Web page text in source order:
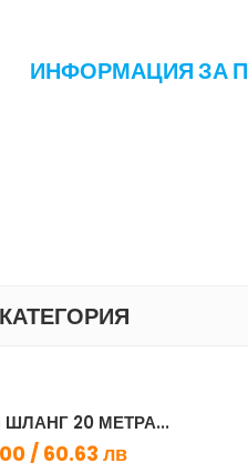
ИНФОРМАЦИЯ ЗА
20 МЕТРА...
/ 60.63 лв